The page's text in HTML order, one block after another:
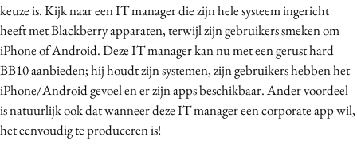
keuze is. Kijk naar een IT manager die zijn hele systeem ingericht
heeft met Blackberry apparaten, terwijl zijn gebruikers smeken om
iPhone of Android. Deze IT manager kan nu met een gerust hard
BB10 aanbieden; hij houdt zijn systemen, zijn gebruikers hebben het
iPhone/Android gevoel en er zijn apps beschikbaar. Ander voordeel
is natuurlijk ook dat wanneer deze IT manager een corporate app wil,
het eenvoudig te produceren is!